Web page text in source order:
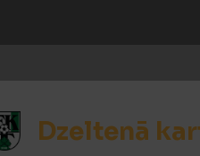
Dzeltenā